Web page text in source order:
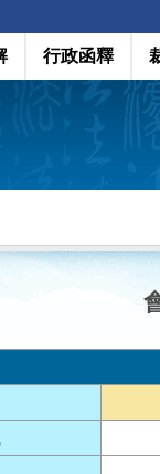
行政函釋